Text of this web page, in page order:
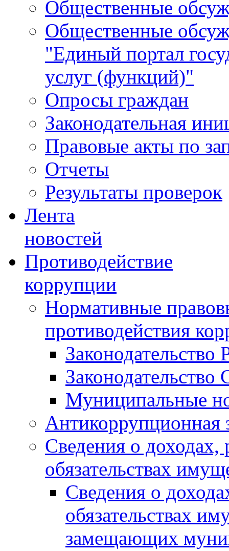
Общественные
Общественные
"Единый портал
услуг (функций)"
Опросы граждан
Законодательная
Правовые акты по
Отчеты
Результаты проверок
Лента
новостей
Противодействие
коррупции
Нормативные
противодействия
Законодательство
Муниципальные
Антикоррупционная
Сведения о доходах,
обязательствах
Сведения о
обязательствах
замещающих